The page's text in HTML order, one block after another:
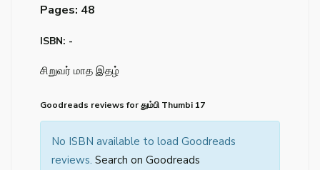
Pages: 48
ISBN: -
சிறுவர் மாத இதழ்
Goodreads reviews for தும்பி Thumbi 17
No ISBN available to load Goodreads
reviews. Search on Goodreads